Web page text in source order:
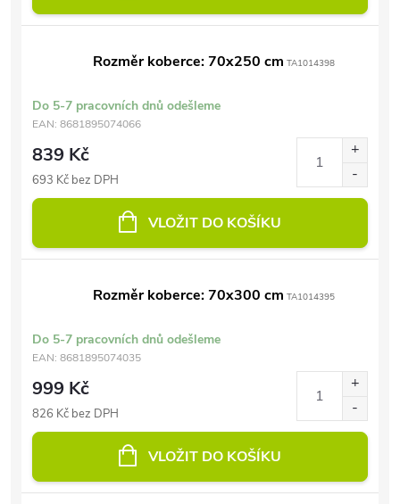
Rozměr koberce: 70x250 cm TA1014398
Do 5-7 pracovních dnů odešleme
EAN: 8681895074066
839 Kč
693 Kč bez DPH
VLOŽIT DO KOŠÍKU
Rozměr koberce: 70x300 cm TA1014395
Do 5-7 pracovních dnů odešleme
EAN: 8681895074035
999 Kč
826 Kč bez DPH
VLOŽIT DO KOŠÍKU